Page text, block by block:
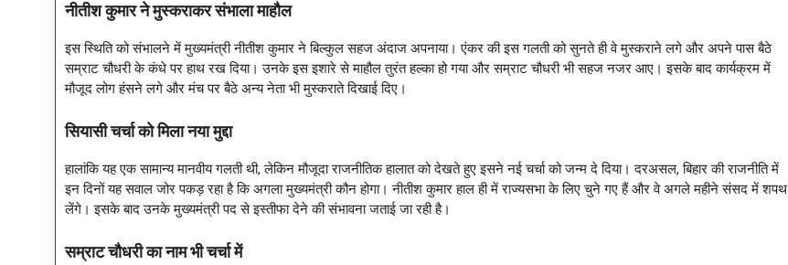
नीतीश कुमार ने मुस्कराकर संभाला माहौल
इस स्थिति को संभालने में मुख्यमंत्री नीतीश कुमार ने बिल्कुल सहज अंदाज अपनाया। एंकर की इस गलती को सुनते ही वे मुस्कराने लगे और अपने पास बैठे
सम्राट चौधरी के कंधे पर हाथ रख दिया। उनके इस इशारे से माहौल तुरंत हल्का हो गया और सम्राट चौधरी भी सहज नजर आए। इसके बाद कार्यक्रम में
मौजूद लोग हंसने लगे और मंच पर बैठे अन्य नेता भी मुस्कराते दिखाई दिए।
सियासी चर्चा को मिला नया मुद्दा
हालांकि यह एक सामान्य मानवीय गलती थी, लेकिन मौजूदा राजनीतिक हालात को देखते हुए इसने नई चर्चा को जन्म दे दिया। दरअसल, बिहार की राजनीति में
इन दिनों यह सवाल जोर पकड़ रहा है कि अगला मुख्यमंत्री कौन होगा। नीतीश कुमार हाल ही में राज्यसभा के लिए चुने गए हैं और वे अगले महीने संसद में शपथ
लेंगे। इसके बाद उनके मुख्यमंत्री पद से इस्तीफा देने की संभावना जताई जा रही है।
सम्राट चौधरी का नाम भी चर्चा में